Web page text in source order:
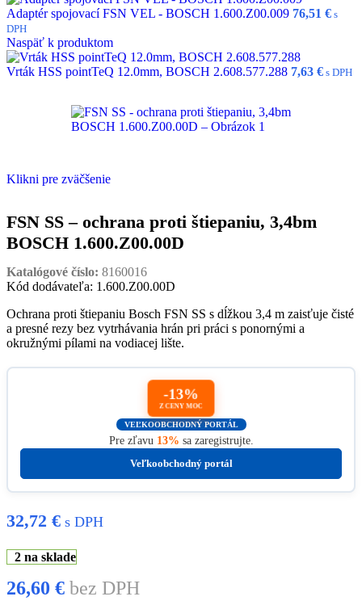
Adaptér spojovací FSN VEL - BOSCH 1.600.Z00.009 76,51 € s
DPH
Naspäť k produktom
Vrták HSS pointTeQ 12.0mm, BOSCH 2.608.577.288 7,63 € s DPH
Klikni pre zväčšenie
FSN SS – ochrana proti štiepaniu, 3,4bm
BOSCH 1.600.Z00.00D
Katalógové číslo: 8160016
Kód dodávateľa: 1.600.Z00.00D
Ochrana proti štiepaniu Bosch FSN SS s dĺžkou 3,4 m zaisťuje čisté
a presné rezy bez vytrhávania hrán pri práci s ponornými a
okružnými pílami na vodiacej lište.
-13%
Z CENY MOC
VEĽKOOBCHODNÝ PORTÁL
Pre zľavu 13% sa zaregistrujte.
Veľkoobchodný portál
32,72 € s DPH
2 na sklade
26,60 € bez DPH